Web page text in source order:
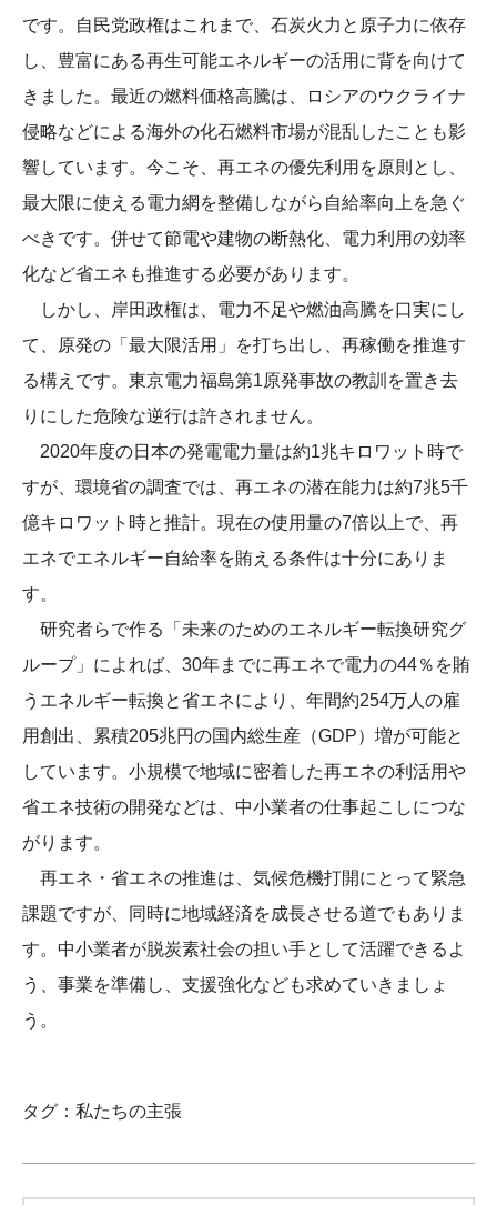
です。自民党政権はこれまで、石炭火力と原子力に依存
し、豊富にある再生可能エネルギーの活用に背を向けて
きました。最近の燃料価格高騰は、ロシアのウクライナ
侵略などによる海外の化石燃料市場が混乱したことも影
響しています。今こそ、再エネの優先利用を原則とし、
最大限に使える電力網を整備しながら自給率向上を急ぐ
べきです。併せて節電や建物の断熱化、電力利用の効率
化など省エネも推進する必要があります。
しかし、岸田政権は、電力不足や燃油高騰を口実にし
て、原発の「最大限活用」を打ち出し、再稼働を推進す
る構えです。東京電力福島第1原発事故の教訓を置き去
りにした危険な逆行は許されません。
2020年度の日本の発電電力量は約1兆キロワット時で
すが、環境省の調査では、再エネの潜在能力は約7兆5千
億キロワット時と推計。現在の使用量の7倍以上で、再
エネでエネルギー自給率を賄える条件は十分にありま
す。
研究者らで作る「未来のためのエネルギー転換研究グ
ループ」によれば、30年までに再エネで電力の44％を賄
うエネルギー転換と省エネにより、年間約254万人の雇
用創出、累積205兆円の国内総生産（GDP）増が可能と
しています。小規模で地域に密着した再エネの利活用や
省エネ技術の開発などは、中小業者の仕事起こしにつな
がります。
再エネ・省エネの推進は、気候危機打開にとって緊急
課題ですが、同時に地域経済を成長させる道でもありま
す。中小業者が脱炭素社会の担い手として活躍できるよ
う、事業を準備し、支援強化なども求めていきましょ
う。
タグ： 私たちの主張